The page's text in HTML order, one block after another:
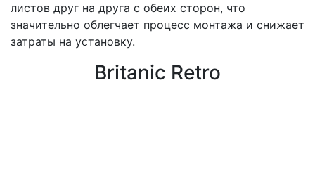
листов друг на друга с обеих сторон, что
значительно облегчает процесс монтажа и снижает
затраты на установку.
Britanic Retro